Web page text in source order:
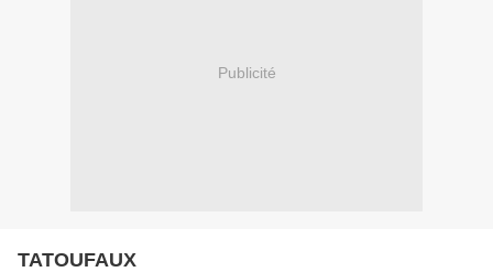
Publicité
TATOUFAUX